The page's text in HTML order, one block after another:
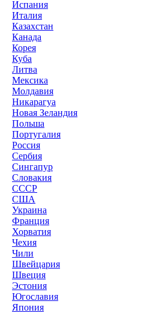
Испания
Италия
Казахстан
Канада
Корея
Куба
Литва
Мексика
Молдавия
Никарагуа
Новая Зеландия
Польша
Португалия
Россия
Сербия
Сингапур
Словакия
СССР
США
Украина
Франция
Хорватия
Чехия
Чили
Швейцария
Швеция
Эстония
Югославия
Япония